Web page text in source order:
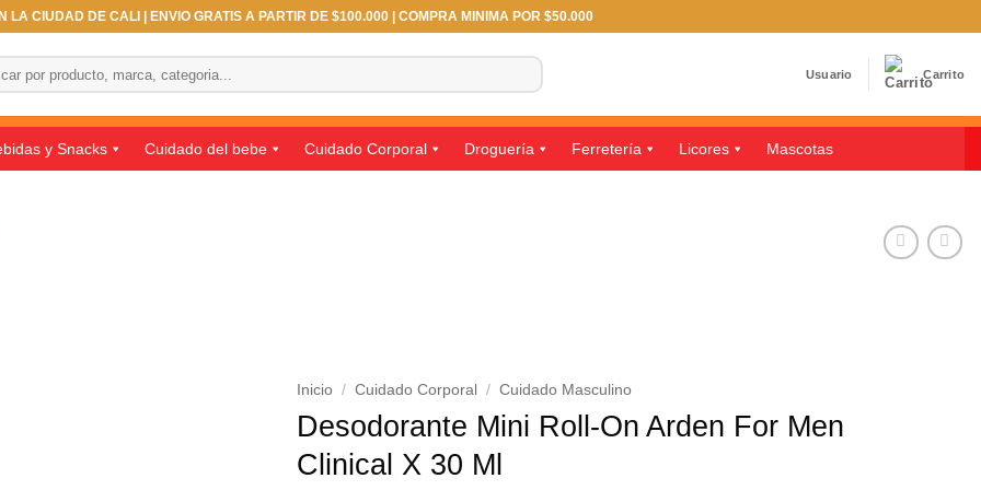
LA CIUDAD DE CALI | ENVIO GRATIS A PARTIR DE $100.000 | COMPRA MINIMA POR $50.000
Usuario Carrito
y Snacks Cuidado del bebe Cuidado Corporal Droguería Ferretería Licores Mascotas
Inicio / Cuidado Corporal / Cuidado Masculino
Desodorante Mini Roll-On Arden For Men
Clinical X 30 Ml